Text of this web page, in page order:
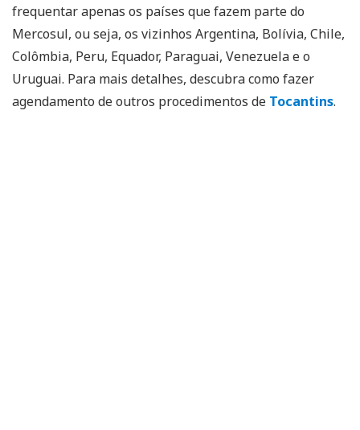
frequentar apenas os países que fazem parte do
Mercosul, ou seja, os vizinhos Argentina, Bolívia, Chile,
Colômbia, Peru, Equador, Paraguai, Venezuela e o
Uruguai. Para mais detalhes, descubra como fazer
agendamento de outros procedimentos de Tocantins.